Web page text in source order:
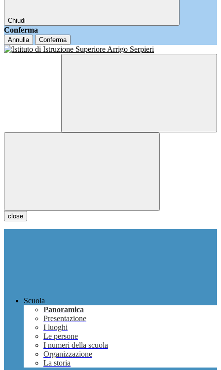
Chiudi
Conferma
Annulla Conferma
close
Scuola
Panoramica
Presentazione
I luoghi
Le persone
I numeri della scuola
Organizzazione
La storia